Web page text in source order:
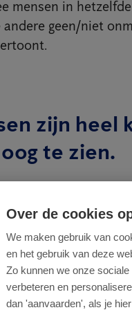
mensen in
geen/niet
zijn heel
te zien.
kleine insecten,
bedwants is 5
Een pasgeboren
nodig om ze
je zeer goed kijkt.
Over de cookies
We maken gebruik van
en het gebruik van deze
Zo kunnen we onze
verbeteren en
dan 'aanvaarden', als je